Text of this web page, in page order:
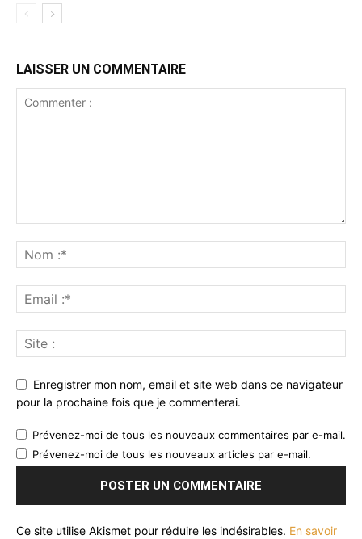
LAISSER UN COMMENTAIRE
Enregistrer mon nom, email et site web dans ce navigateur
pour la prochaine fois que je commenterai.
Prévenez-moi de tous les nouveaux commentaires par e-mail.
Prévenez-moi de tous les nouveaux articles par e-mail.
Ce site utilise Akismet pour réduire les indésirables. En savoir